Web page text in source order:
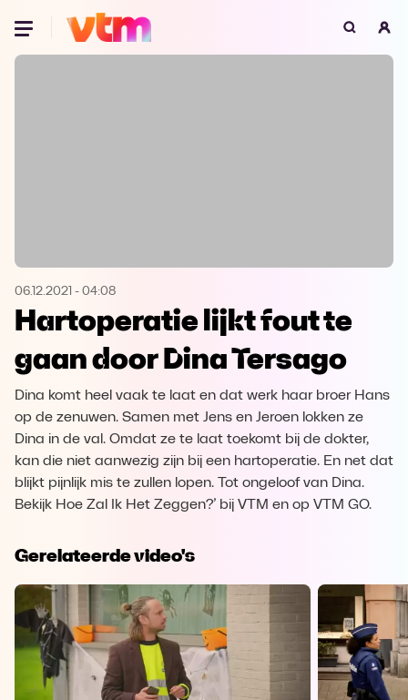
Oeps, browser niet ondersteund
Microsoft Edge Download
Opera Download
06.12.2021 - 04:08
Hartoperatie lijkt fout te
gaan door Dina Tersago
Dina komt heel vaak te laat en dat werk haar broer Hans
op de zenuwen. Samen met Jens en Jeroen lokken ze
Dina in de val. Omdat ze te laat toekomt bij de dokter,
kan die niet aanwezig zijn bij een hartoperatie. En net dat
blijkt pijnlijk mis te zullen lopen. Tot ongeloof van Dina.
Bekijk Hoe Zal Ik Het Zeggen?’ bij VTM en op VTM GO.
Gerelateerde video's